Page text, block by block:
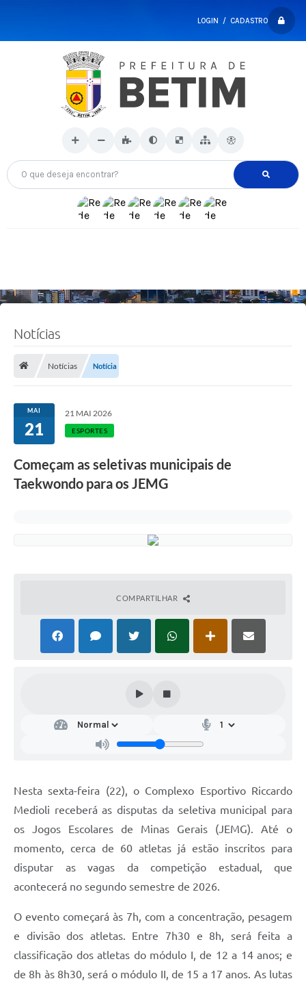
LOGIN / CADASTRO
O que deseja encontrar?
Notícias
Notícias Notícia
MAI
21
21 MAI 2026
ESPORTES
Começam as seletivas municipais de
Taekwondo para os JEMG
COMPARTILHAR
Nesta sexta-feira (22), o Complexo Esportivo Riccardo
Medioli receberá as disputas da seletiva municipal para
os Jogos Escolares de Minas Gerais (JEMG). Até o
momento, cerca de 60 atletas já estão inscritos para
disputar as vagas da competição estadual, que
acontecerá no segundo semestre de 2026.
O evento começará às 7h, com a concentração, pesagem
e divisão dos atletas. Entre 7h30 e 8h, será feita a
classificação dos atletas do módulo I, de 12 a 14 anos; e
de 8h às 8h30, será o módulo II, de 15 a 17 anos. As lutas